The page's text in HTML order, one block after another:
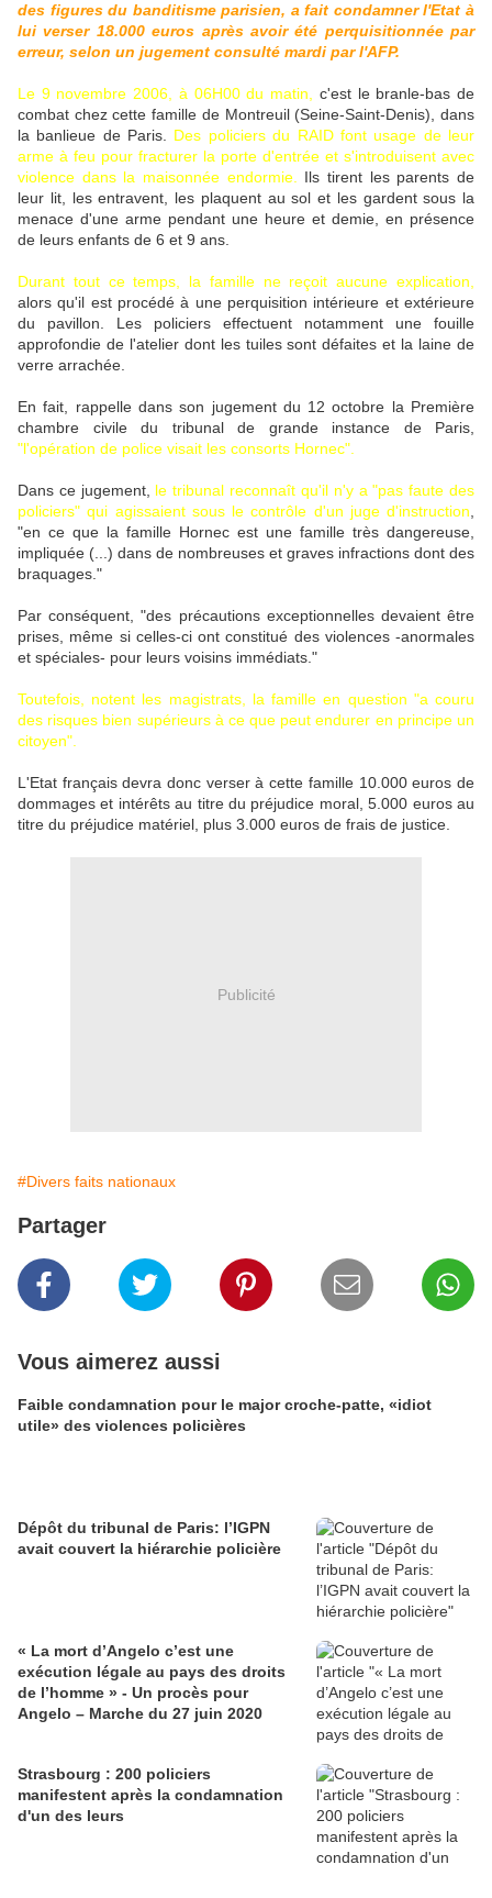
des figures du banditisme parisien, a fait condamner l'Etat à
lui verser 18.000 euros après avoir été perquisitionnée par
erreur, selon un jugement consulté mardi par l'AFP.
Le 9 novembre 2006, à 06H00 du matin,
c'est le branle-bas de
combat chez cette famille de Montreuil (Seine-Saint-Denis), dans
la banlieue de Paris. Des policiers du RAID font usage de leur
arme à feu pour fracturer la porte d'entrée et s'introduisent avec
violence dans la maisonnée endormie.
Ils tirent les parents de
leur lit, les entravent, les plaquent au sol et les gardent sous la
menace d'une arme pendant une heure et demie, en présence
de leurs enfants de 6 et 9 ans.
Durant tout ce temps, la famille ne reçoit aucune explication,
alors qu'il est procédé à une perquisition intérieure et extérieure
du pavillon. Les policiers effectuent notamment une fouille
approfondie de l'atelier dont les tuiles sont défaites et la laine de
verre arrachée.
En fait, rappelle dans son jugement du 12 octobre la Première
chambre civile du tribunal de grande instance de Paris,
"l'opération de police visait les consorts Hornec".
Dans ce jugement, le tribunal reconnaît qu'il n'y a "pas faute des
policiers" qui agissaient sous le contrôle d'un juge d'instruction
"en ce que la famille Hornec est une famille très dangereuse,
impliquée (...) dans de nombreuses et graves infractions dont des
braquages."
Par conséquent, "des précautions exceptionnelles devaient être
prises, même si celles-ci ont constitué des violences -anormales
et spéciales- pour leurs voisins immédiats."
Toutefois, notent les magistrats, la famille en question "a couru
des risques bien supérieurs à ce que peut endurer en principe un
citoyen".
L'Etat français devra donc verser à cette famille 10.000 euros de
dommages et intérêts au titre du préjudice moral, 5.000 euros au
titre du préjudice matériel, plus 3.000 euros de frais de justice.
Publicité
#Divers faits nationaux
Partager
Vous aimerez aussi
Faible condamnation pour le major croche-patte, «idiot
utile» des violences policières
Dépôt du tribunal de Paris: l’IGPN
avait couvert la hiérarchie policière
« La mort d’Angelo c’est une
exécution légale au pays des droits
de l’homme » - Un procès pour
Angelo – Marche du 27 juin 2020
Strasbourg : 200 policiers
manifestent après la condamnation
d'un des leurs